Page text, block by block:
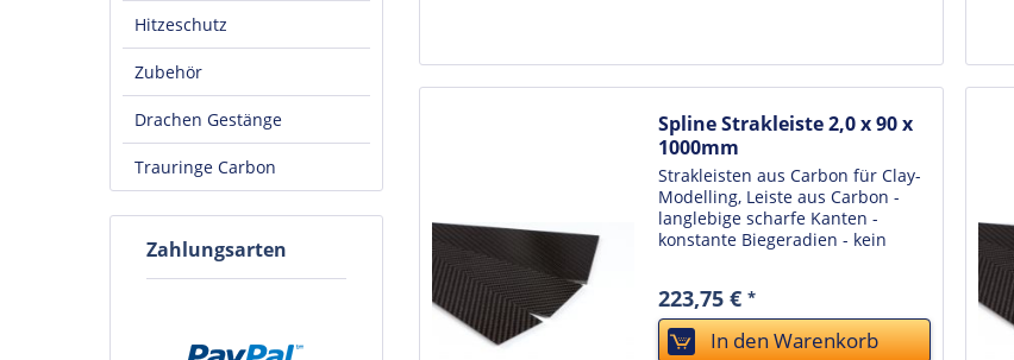
Hitzeschutz
Zubehör
Drachen Gestänge
Trauringe Carbon
Zahlungsarten
Spline Strakleiste 2,0 x 90 x
1000mm
Strakleisten aus Carbon für Clay-
Modelling, Leiste aus Carbon -
langlebige scharfe Kanten -
konstante Biegeradien - kein
verändernder Luftfeuchtigkeit -
unkaputtbar - einfache Reinigung
durch...
223,75 €*
In denWarenkorb